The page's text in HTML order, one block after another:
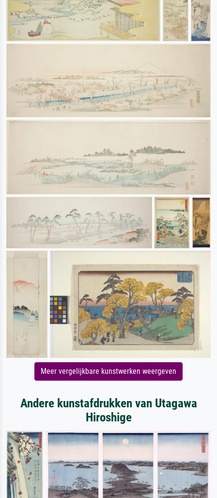
Meer vergelijkbare kunstwerken weergeven
Andere kunstafdrukken van Utagawa
Hiroshige